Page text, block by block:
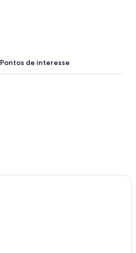
Pontos de interesse